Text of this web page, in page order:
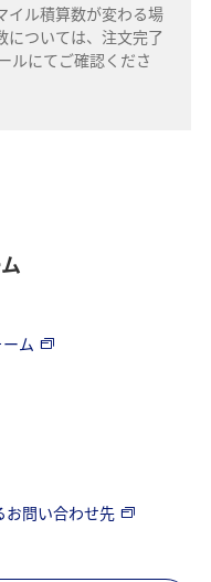
イル積算数が変わる場
については、注文完了
ルにてご確認くださ
ム
お問い合わせ先